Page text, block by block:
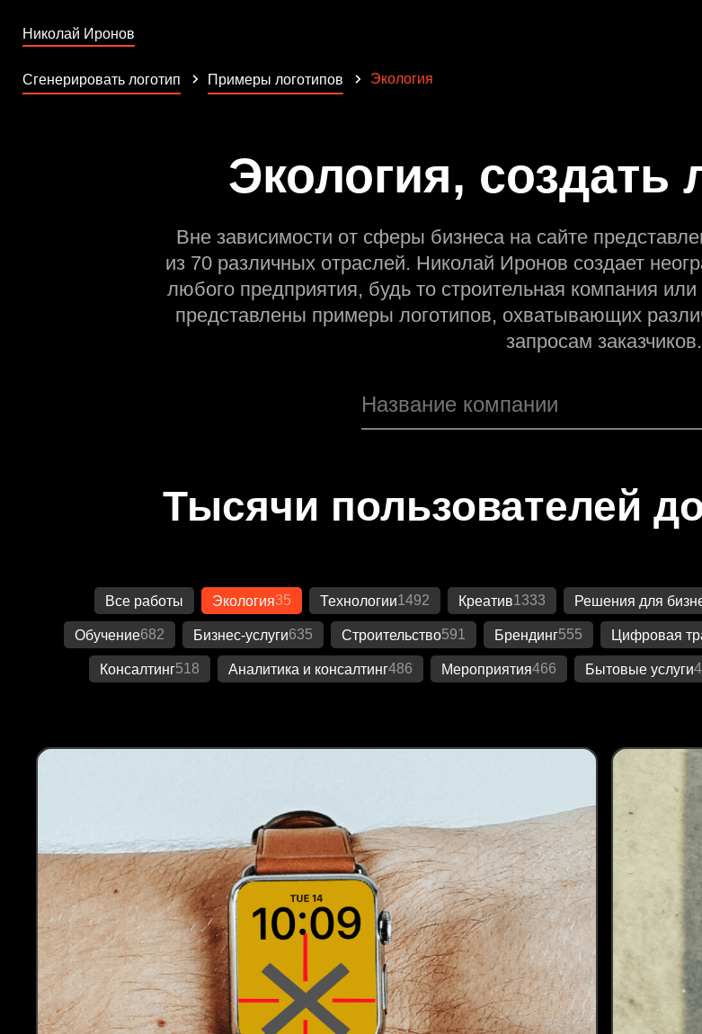
Николай Иронов
Сгенерировать логотип Примеры логотипов Экология
Экология, создать
Вне зависимости от сферы бизнеса на сайте
из 70 различных отраслей. Николай Иронов создает
любого предприятия, будь то строительная компания
представлены примеры логотипов, охватывающих
запросам заказчиков.
Тысячи пользователей
Все работы Экология35 Технологии1492 Креатив1333 Решения для
Обучение682 Бизнес-услуги635 Строительство591 Брендинг555 Цифровая
Консалтинг518 Аналитика и консалтинг486 Мероприятия466 Бытовые услуги